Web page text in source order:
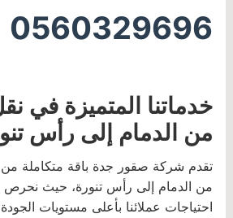
0560329696
خدماتنا المتميزة في
من الدمام إلى رأس
تقدم شركة صقور جدة باقة متكاملة
من الدمام إلى رأس تنورة، حيث نحرص
احتياجات عملائنا بأعلى مستويات الجودة